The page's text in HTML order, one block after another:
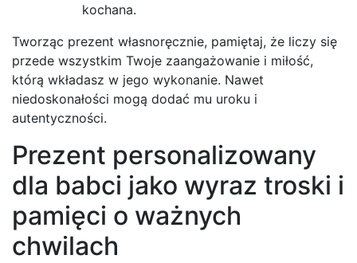
kochana.
Tworząc prezent własnoręcznie, pamiętaj, że liczy się
przede wszystkim Twoje zaangażowanie i miłość,
którą wkładasz w jego wykonanie. Nawet
niedoskonałości mogą dodać mu uroku i
autentyczności.
Prezent personalizowany
dla babci jako wyraz troski i
pamięci o ważnych
chwilach